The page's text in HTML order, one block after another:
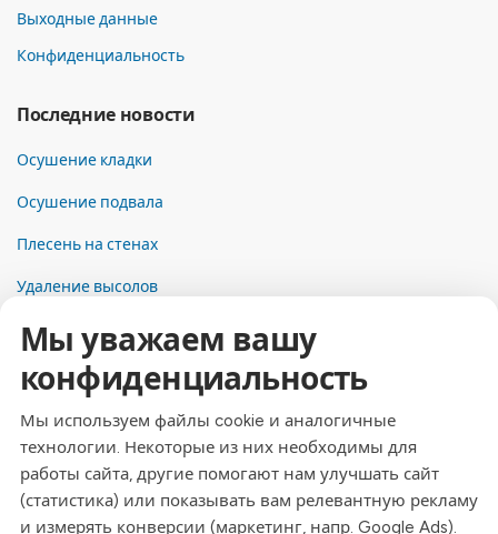
Выходные данные
Конфиденциальность
Последние новости
Осушение кладки
Осушение подвала
Плесень на стенах
Удаление высолов
Контакты
Адрес
Dresdner Straße 24, 09577 Niederwiesa
Телефон
+49 (0)3726 - 720 560
Эл. почта
Мы уважаем вашу
конфиденциальность
Мы используем файлы cookie и аналогичные
технологии. Некоторые из них необходимы для
работы сайта, другие помогают нам улучшать сайт
(статистика) или показывать вам релевантную рекламу
и измерять конверсии (маркетинг, напр. Google Ads).